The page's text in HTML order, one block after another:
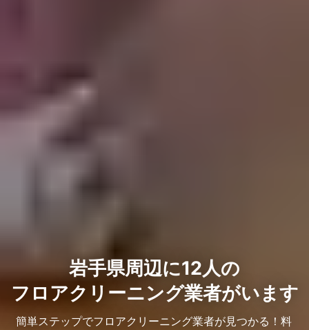
岩手県周辺に12人の
フロアクリーニング業者がいます
簡単ステップでフロアクリーニング業者が見つかる！料